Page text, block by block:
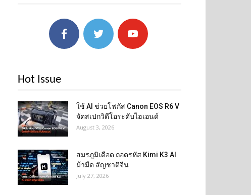
Hot Issue
ใช้ AI ช่วยโฟกัส Canon EOS R6 V
จัดสเปกวิดีโอระดับไฮเอนด์
August 3, 2026
สมรภูมิเดือด ถอดรหัส Kimi K3 AI
ม้ามืด สัญชาติจีน
July 27, 2026